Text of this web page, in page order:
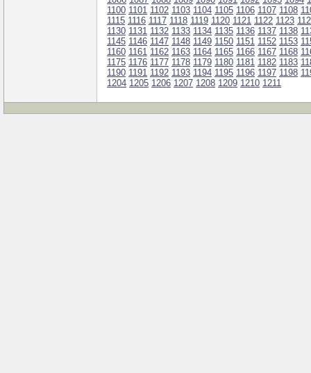
1100 1101 1102 1103 1104 1105 1106 1107 1108
1115 1116 1117 1118 1119 1120 1121 1122 1123
1130 1131 1132 1133 1134 1135 1136 1137 1138
1145 1146 1147 1148 1149 1150 1151 1152 1153
1160 1161 1162 1163 1164 1165 1166 1167 1168
1175 1176 1177 1178 1179 1180 1181 1182 1183
1190 1191 1192 1193 1194 1195 1196 1197 1198
1204 1205 1206 1207 1208 1209 1210 1211